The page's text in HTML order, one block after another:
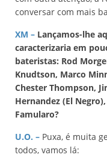
conversar com mais
XM – Lançamos-lhe
caracterizaria em
bateristas: Rod
Knudtson, Marco
Chester Thompson,
Hernandez (El
Famularo?
U.O. – Puxa, é muita
todos, vamos lá: